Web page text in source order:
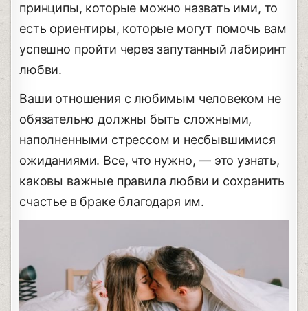
принципы, которые можно назвать ими, то
есть ориентиры, которые могут помочь вам
успешно пройти через запутанный лабиринт
любви.
Ваши отношения с любимым человеком не
обязательно должны быть сложными,
наполненными стрессом и несбывшимися
ожиданиями. Все, что нужно, — это узнать,
каковы важные правила любви и сохранить
счастье в браке благодаря им.